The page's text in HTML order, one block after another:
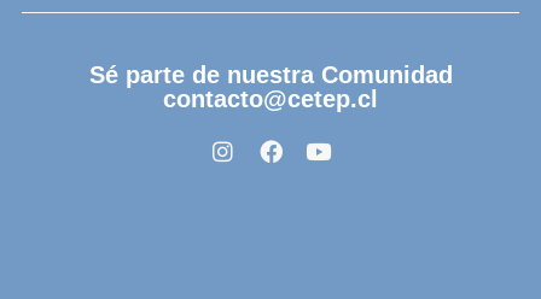
Sé parte de nuestra Comunidad
contacto@cetep.cl